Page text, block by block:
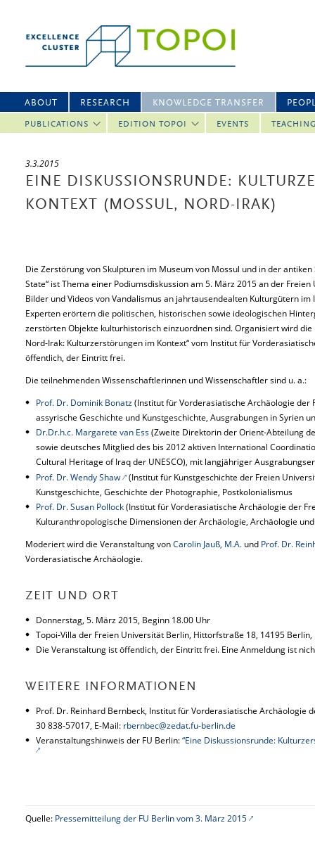
ABOUT RESEARCH KNOWLEDGE TRANSFER
PUBLICATIONS EDITION TOPOI EVENTS
3.3.2015
EINE DISKUSSIONSRUNDE:
KONTEXT (MOSSUL, NORD-IRAK)
Die Zerstörung von Skulpturen im Museum von Mossul und in der
State“ ist Thema einer Podiumsdiskussion am 5. März 2015 an der
Bilder und Videos von Vandalismus an jahrtausendealten Kulturgütern
Experten erörtern die politischen, historischen sowie ideologischen
zerstörten Objekte kulturhistorisch einzuordnen sind. Organisiert wird
Nord-Irak: Kulturzerstörungen im Kontext“ vom Institut für
öffentlich, der Eintritt frei.
Die teilnehmenden Wissenschaftlerinnen und Wissenschaftler sind u. a.:
Prof. Dr. Dominik Bonatz(Institut für Vorderasiatische Archäologie der
assyrische Geschichte und Kunstgeschichte, Ausgrabungen in Syrien
Dr.Dr.h.c. Margarete van Ess(Zweite Direktorin der Orient-Abteilung
sowie deutsches Mitglied des bis 2012 aktiven International
Cultural Heritage of Iraq der UNESCO), mit langjähriger
Prof. Dr. Wendy Shaw
(Institut für Kunstgeschichte der Freien
Kunstgeschichte, Geschichte der Photographie, Postkolonialismus
Prof. Dr. Susan Pollock(Institut für Vorderasiatische Archäologie der
Kulturanthropologische Dimensionen der Archäologie, Archäologie
Moderiert wird die Veranstaltung vonCarolin Jauß, M.A. und Prof. Dr.
Vorderasiatische Archäologie.
ZEIT UND ORT
Donnerstag, 5. März 2015, Beginn 18.00 Uhr
Topoi-Villa der Freien Universität Berlin, Hittorfstraße 18, 14195 Berlin,
Die Veranstaltung ist öffentlich, der Eintritt frei. Eine Anmeldung ist
WEITERE INFORMATIONEN
Prof. Dr. Reinhard Bernbeck, Institut für Vorderasiatische Archäologie
30 838-57017, E-Mail: rbernbec@zedat.fu-berlin.de
Veranstaltungshinweis der FU Berlin:“Eine Diskussionsrunde:
Quelle: Pressemitteilung der FU Berlin vom 3. März 2015